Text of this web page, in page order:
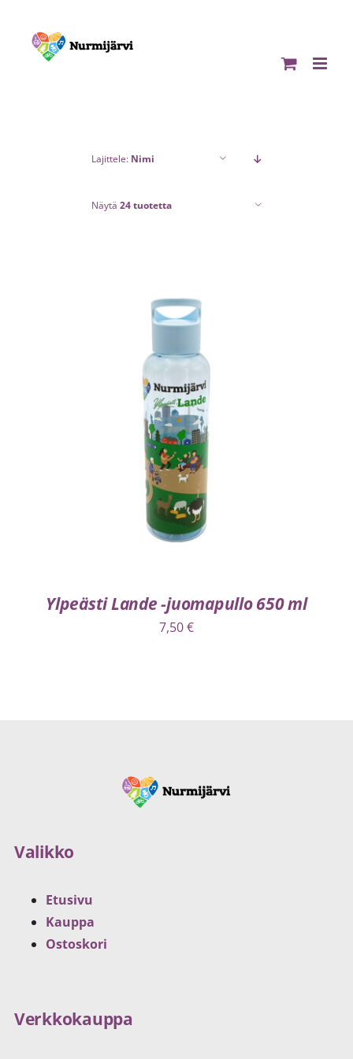
content
Lajittele: Nimi
Näytä 24 tuotetta
LISÄÄ OSTOSKORIIN /
Ylpeästi Lande -juomapullo 650 ml
7,50€
Valikko
Etusivu
Kauppa
Ostoskori
Verkkokauppa